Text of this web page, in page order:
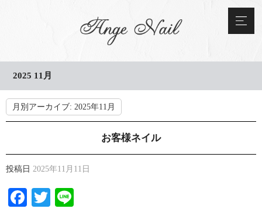
2025 11月
月別アーカイブ: 2025年11月
お客様ネイル
投稿日 2025年11月11日
Facebook
Twitter